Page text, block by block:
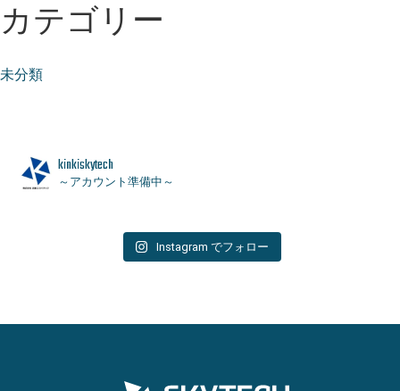
カテゴリー
未分類
kinkiskytech
～アカウント準備中～
Instagram でフォロー